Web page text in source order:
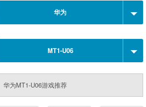
华为
MT1-U06
华为MT1-U06游戏推荐